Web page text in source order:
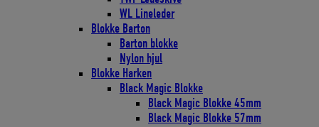
WL Lineleder
Blokke Barton
Barton blokke
Nylon hjul
Blokke Harken
Black Magic Blokke
Black Magic Blokke 45mm
Black Magic Blokke 57mm